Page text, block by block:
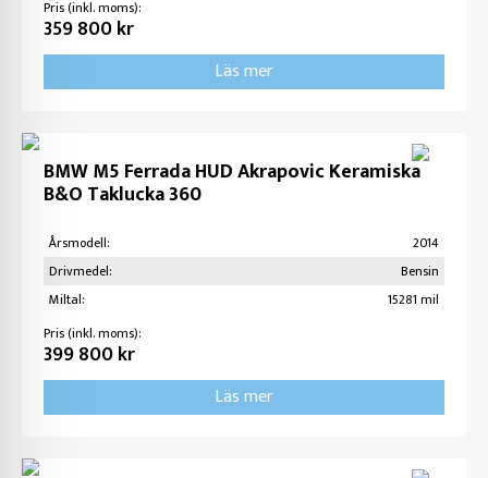
Pris (inkl. moms):
359 800 kr
Läs mer
BMW M5 Ferrada HUD Akrapovic Keramiska
B&O Taklucka 360
Årsmodell:
2014
Drivmedel:
Bensin
Miltal:
15281 mil
Pris (inkl. moms):
399 800 kr
Läs mer